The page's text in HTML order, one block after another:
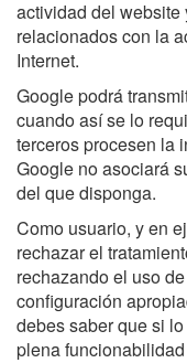
actividad del website
relacionados con la
Internet.
Google podrá
cuando así se lo
terceros procesen la
Google no asociará
del que disponga.
Como usuario, y en
rechazar el
rechazando el uso
configuración
debes saber que si
plena